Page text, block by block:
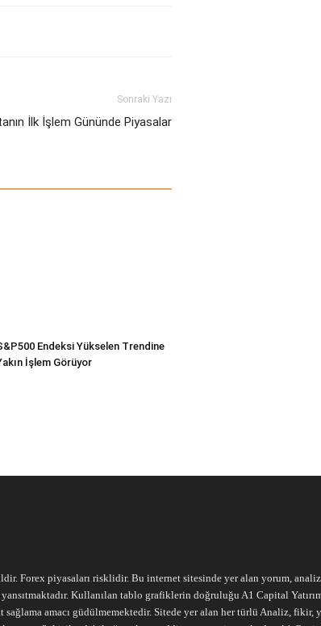
Sonraki Yazı
İlk İşlem Gününde Piyasalar
Endeksi Yükselen Trendine
İşlem Görüyor
Forex piyasaları risklidir. Bu internet sitesinde yer alan yorum,
Kullanılan tablo grafiklerin doğruluğu A1 Capital
amacı güdülmemektedir. Sitede yer alan her türlü Analiz, fikir,